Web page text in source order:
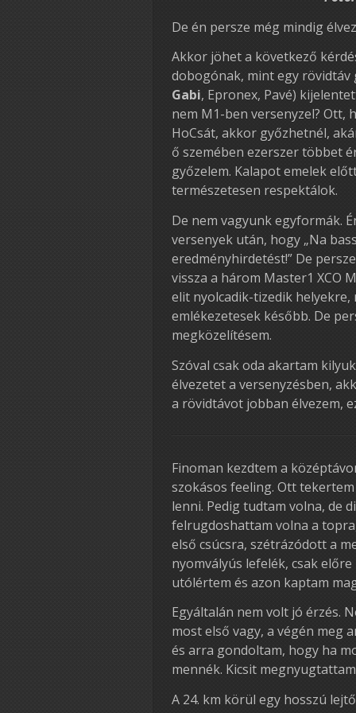
De én persze még mindig
Akkor jöhet a következő
dobogónak, mint egy rövidtáv
Gabi, Epronex, Pavé)
nem M1-ben versenyzel? Ott,
HoCsát, akkor győzhetnél,
ő szemében ezerszer többet
győzelem. Kalapot emelek
természetesen respektálok.
De nem vagyunk egyformák.
versenyek után, hogy „Na
eredményhirdetést!” De
vissza a három Master1 XCO
elit nyolcadik-tizedik
emlékezetesek később. De
megközelítésem.
Szóval csak oda akartam
élvezetet a versenyzésben,
a rövidtávot jobban élvezem,
Finoman kezdtem a
szokásos feeling. Ott
lenni. Pedig tudtam volna, de
felrugdoshattam volna a
első csúcsra, szétrázódott a
nyomvályús lefelék, csak
utólértem és azon kaptam
Egyáltalán nem volt jó érzés.
most első vagy, a végén meg
és arra gondoltam, hogy ha
mennék. Kicsit
A 24. km körül egy hosszú